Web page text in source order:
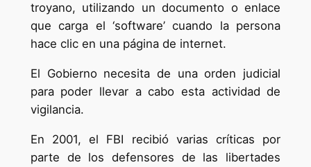
troyano, utilizando un documento o enlace
que carga el ‘software’ cuando la persona
hace clic en una página de internet.
El Gobierno necesita de una orden judicial
para poder llevar a cabo esta actividad de
vigilancia.
En 2001, el FBI recibió varias críticas por
parte de los defensores de las libertades